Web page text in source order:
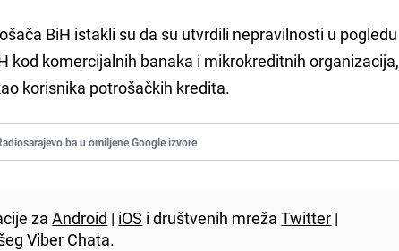
BiH istakli su da su utvrdili nepravilnosti u pogledu
kod komercijalnih banaka i mikrokreditnih organizacija,
korisnika potrošačkih kredita.
u omiljene Google izvore
zaAndroid | iOS i društvenih mrežaTwitter |
Viber Chata.